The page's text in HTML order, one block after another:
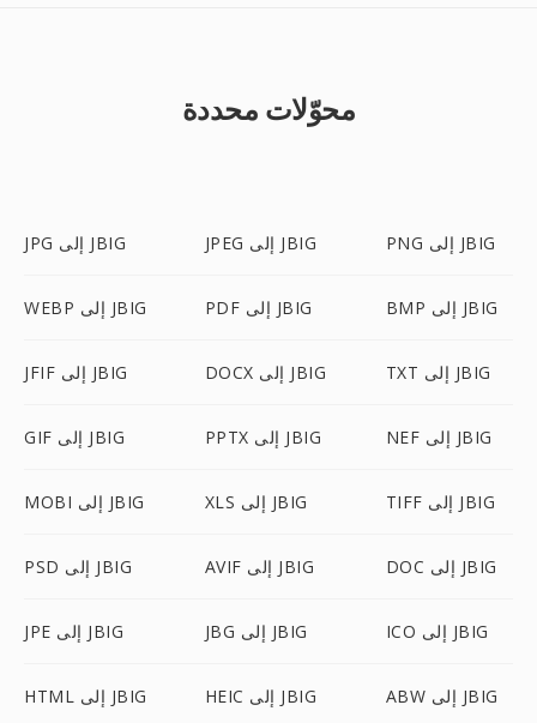
محوّلات محددة
JPG إلى JBIG JPEG إلى JBIG PNG إلى JBIG
WEBP إلى JBIG PDF إلى JBIG BMP إلى JBIG
JFIF إلى JBIG DOCX إلى JBIG TXT إلى JBIG
GIF إلى JBIG PPTX إلى JBIG NEF إلى JBIG
MOBI إلى JBIG XLS إلى JBIG TIFF إلى JBIG
PSD إلى JBIG AVIF إلى JBIG DOC إلى JBIG
JPE إلى JBIG JBG إلى JBIG ICO إلى JBIG
HTML إلى JBIG HEIC إلى JBIG ABW إلى JBIG